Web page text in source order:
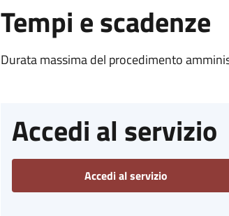
Tempi e scadenze
Durata massima del procedimento
Accedi al servizio
Accedi al servizio